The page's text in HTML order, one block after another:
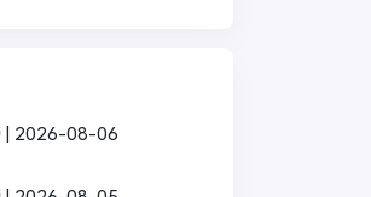
| 2026-08-06